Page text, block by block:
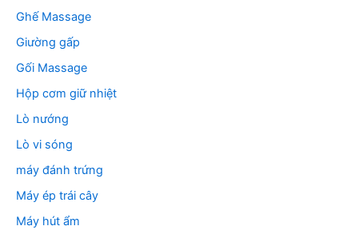
Ghế Massage
Giường gấp
Gối Massage
Hộp cơm giữ nhiệt
Lò nướng
Lò vi sóng
máy đánh trứng
Máy ép trái cây
Máy hút ẩm